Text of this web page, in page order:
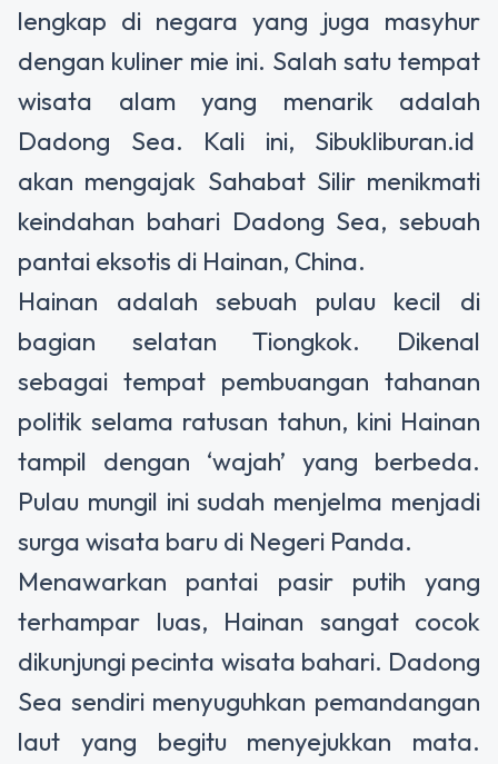
lengkap di negara yang juga masyhur
dengan kuliner mie ini. Salah satu tempat
wisata alam yang menarik adalah
Dadong Sea. Kali ini, Sibukliburan.id
akan mengajak Sahabat Silir menikmati
keindahan bahari Dadong Sea, sebuah
pantai eksotis di Hainan, China.
Hainan adalah sebuah pulau kecil di
bagian selatan Tiongkok. Dikenal
sebagai tempat pembuangan tahanan
politik selama ratusan tahun, kini Hainan
tampil dengan ‘wajah’ yang berbeda.
Pulau mungil ini sudah menjelma menjadi
surga wisata baru di Negeri Panda.
Menawarkan pantai pasir putih yang
terhampar luas, Hainan sangat cocok
dikunjungi pecinta wisata bahari. Dadong
Sea sendiri menyuguhkan pemandangan
laut yang begitu menyejukkan mata.